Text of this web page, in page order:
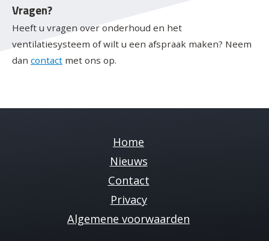
Vragen?
Heeft u vragen over onderhoud en het
ventilatiesysteem of wilt u een afspraak maken? Neem
dan contact met ons op.
Home
Nieuws
Contact
Privacy
Algemene voorwaarden